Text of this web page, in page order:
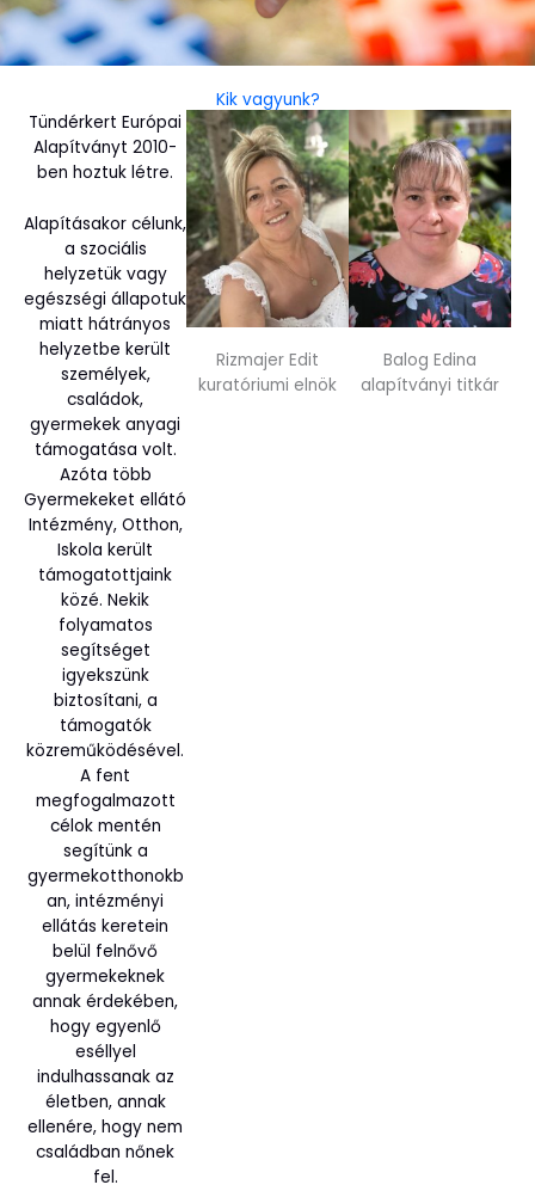
Kik vagyunk?
Tündérkert Európai
Alapítványt 2010-
ben hoztuk létre.
Alapításakor célunk,
a szociális
helyzetük vagy
egészségi állapotuk
miatt hátrányos
helyzetbe került
személyek,
családok,
gyermekek anyagi
támogatása volt.
Azóta több
Gyermekeket ellátó
Intézmény, Otthon,
Iskola került
támogatottjaink
közé. Nekik
folyamatos
segítséget
igyekszünk
biztosítani, a
támogatók
közreműködésével.
A fent
megfogalmazott
célok mentén
segítünk a
gyermekotthonokb
an, intézményi
ellátás keretein
belül felnővő
gyermekeknek
annak érdekében,
hogy egyenlő
eséllyel
indulhassanak az
életben, annak
ellenére, hogy nem
családban nőnek
fel.
Rizmajer Edit
kuratóriumi elnök
Balog Edina
alapítványi titkár